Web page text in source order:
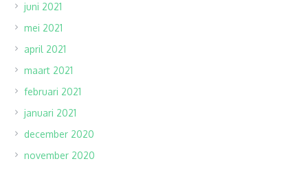
juni 2021
mei 2021
april 2021
maart 2021
februari 2021
januari 2021
december 2020
november 2020